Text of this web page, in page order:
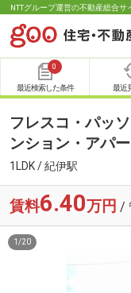
NTTグループ運営の不動産総合サ
0
最近検索した条件 最近
フレスコ・パッ
ンション・アパ
1LDK / 紀伊駅
賃料6.40万円 /
1 /20